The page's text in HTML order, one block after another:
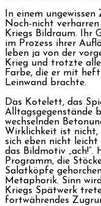
In einem
Noch-nicht
Kriegs Bildraum. Ihr
im Prozess ihrer
leben ja von der
Krieg und trotzte
Farbe, die er mit
Leinwand brachte.
Das Kotelett, das
Alltagsgegenstände
wechselnden
Wirklichkeit ist nicht,
sich eben nicht
das Bildmotiv
Programm, die
Salatköpfe
Metaphorik. Sinn
Kriegs Spätwerk
fortwährendes